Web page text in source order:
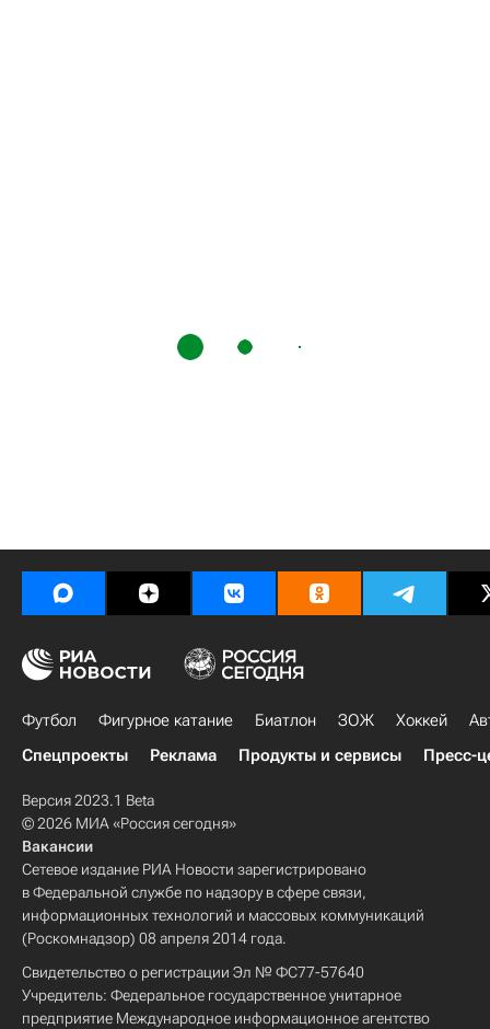
Футбол Фигурное катание Биатлон ЗОЖ Хоккей
Спецпроекты
Реклама Продукты и сервисы Пресс-
Версия 2023.1 Beta
© 2026 МИА «Россия сегодня»
Вакансии
Сетевое издание РИА Новости зарегистрировано
в Федеральной службе по надзору в сфере связи,
информационных технологий и массовых коммуникаций
(Роскомнадзор) 08 апреля 2014 года.
Свидетельство о регистрации Эл № ФС77-57640
Учредитель: Федеральное государственное унитарное
предприятие Международное информационное агентство